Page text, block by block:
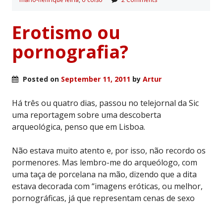
Erotismo ou
pornografia?
Posted on September 11, 2011 by Artur
Há três ou quatro dias, passou no telejornal da Sic
uma reportagem sobre uma descoberta
arqueológica, penso que em Lisboa.
Não estava muito atento e, por isso, não recordo os
pormenores. Mas lembro-me do arqueólogo, com
uma taça de porcelana na mão, dizendo que a dita
estava decorada com “imagens eróticas, ou melhor,
pornográficas, já que representam cenas de sexo